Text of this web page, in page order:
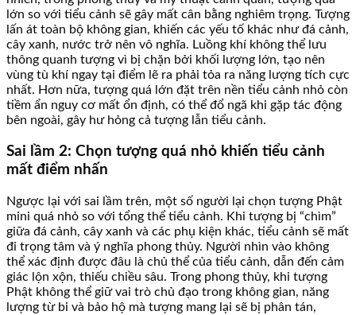
lớn so với tiểu cảnh sẽ gây mất cân bằng nghiêm trọng. Tượng
lấn át toàn bộ không gian, khiến các yếu tố khác như đá cảnh,
cây xanh, nước trở nên vô nghĩa. Luồng khí không thể lưu
thông quanh tượng vì bị chặn bởi khối lượng lớn, tạo nên
vùng tù khí ngay tại điểm lẽ ra phải tỏa ra năng lượng tích cực
nhất. Hơn nữa, tượng quá lớn đặt trên nền tiểu cảnh nhỏ còn
tiềm ẩn nguy cơ mất ổn định, có thể đổ ngã khi gặp tác động
bên ngoài, gây hư hỏng cả tượng lẫn tiểu cảnh.
Sai lầm 2: Chọn tượng quá nhỏ khiến tiểu cảnh
mất điểm nhấn
Ngược lại với sai lầm trên, một số người lại chọn tượng Phật
mini quá nhỏ so với tổng thể tiểu cảnh. Khi tượng bị “chìm”
giữa đá cảnh, cây xanh và các phụ kiện khác, tiểu cảnh sẽ mất
đi trọng tâm và ý nghĩa phong thủy. Người nhìn vào không
thể xác định được đâu là chủ thể của tiểu cảnh, dẫn đến cảm
giác lộn xộn, thiếu chiều sâu. Trong phong thủy, khi tượng
Phật không thể giữ vai trò chủ đạo trong không gian, năng
lượng từ bi và bảo hộ mà tượng mang lại sẽ bị phân tán,